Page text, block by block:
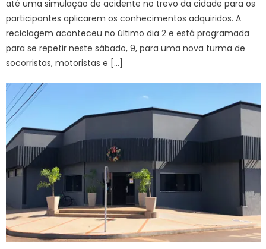
até uma simulação de acidente no trevo da cidade para os
participantes aplicarem os conhecimentos adquiridos. A
reciclagem aconteceu no último dia 2 e está programada
para se repetir neste sábado, 9, para uma nova turma de
socorristas, motoristas e […]